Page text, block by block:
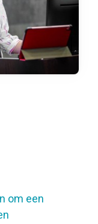
om een